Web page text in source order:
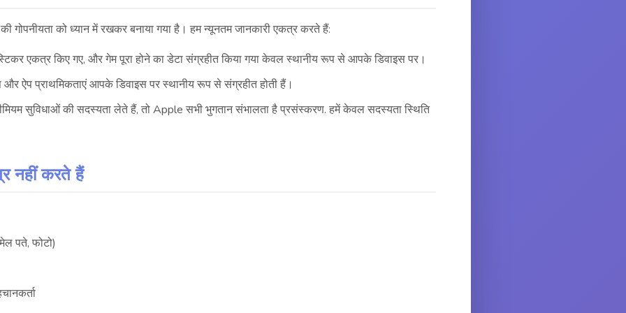
गोपनीयता को ध्यान में रखकर बनाया गया है। हम न्यूनतम जानकारी एकत्र करते हैं:
एकत्र किए गए, और गेम पूरा होने का डेटा संग्रहीत किया गया केवल स्थानीय रूप से आपके डिवाइस पर।
और ऐप प्राथमिकताएं आपके डिवाइस पर स्थानीय रूप से संग्रहीत होती हैं।
सुविधाओं की सदस्यता लेते हैं, तो Apple सभी भुगतान संभालता है प्रसंस्करण. हमें केवल सदस्यता स्थिति
नहीं करते हैं
पते, फोटो)